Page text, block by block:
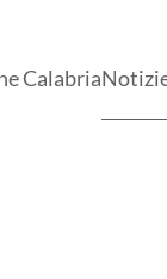
Calabria